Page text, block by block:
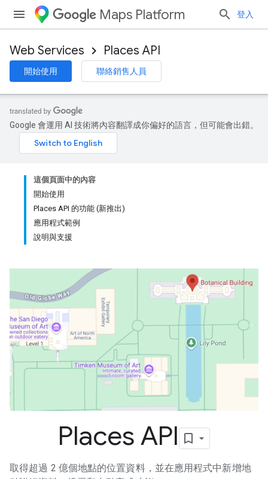
Maps Platform 登入
Web Services Places API
開始使用 聯絡銷售人員
Google 會運用 AI 技術將內容翻譯成你偏好的語言，但可能會出錯。
這個頁面中的內容
開始使用
Places API 的功能 (新推出)
應用程式範例
說明與支援
Places API
取得超過 2 億個地點的位置資料，並在應用程式中新增地